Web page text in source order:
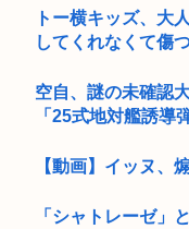
トー横キッズ、大
してくれなくて傷
空自、謎の未確認
「25式地対艦誘導
【動画】イッヌ、
「シャトレーゼ」